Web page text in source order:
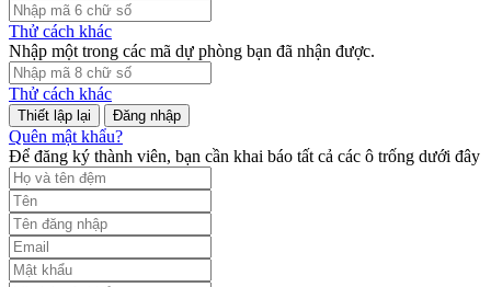
Thử cách khác
Nhập một trong các mã dự phòng bạn đã nhận được.
Thử cách khác
Đăng nhập
Quên mật khẩu?
Để đăng ký thành viên, bạn cần khai báo tất cả các ô trống dưới đây